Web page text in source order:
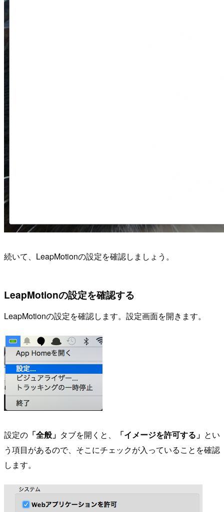
続いて、LeapMotionの設定を確認しましょう。
LeapMotionの設定を確認する
LeapMotionの設定を確認します。設定画面を開きます。
設定の 「全般」 タブを開くと、 「イメージを許可する」 とい
う項目があるので、そこにチェックが入っていることを確認
します。